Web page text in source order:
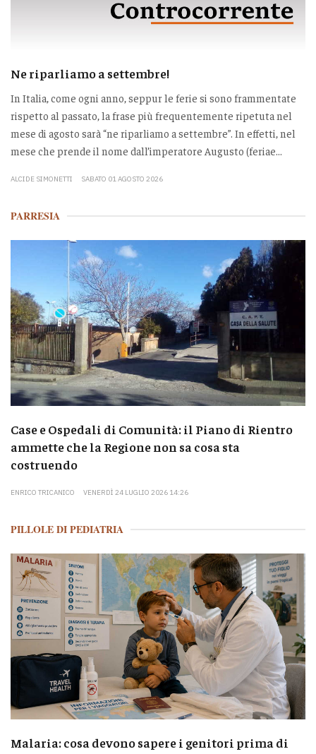
Ne riparliamo a settembre!
In Italia, come ogni anno, seppur le ferie si sono frammentate
rispetto al passato, la frase più frequentemente ripetuta nel
mese di agosto sarà “ne riparliamo a settembre”. In effetti, nel
mese che prende il nome dall’imperatore Augusto (feriae...
ALCIDE SIMONETTI SABATO 01 AGOSTO 2026
PARRESIA
Case e Ospedali di Comunità: il Piano di Rientro
ammette che la Regione non sa cosa sta
costruendo
ENRICO TRICANICO VENERDÌ 24 LUGLIO 2026 14:26
PILLOLE DI PEDIATRIA
Malaria: cosa devono sapere i genitori prima di